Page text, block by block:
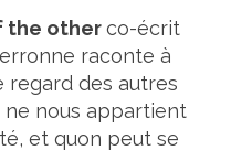
the otherco-écrit
raconte à
regard des autres
nous appartient
et quon peut se